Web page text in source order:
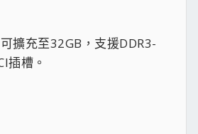
擴充至32GB，支援DDR3-
插槽。